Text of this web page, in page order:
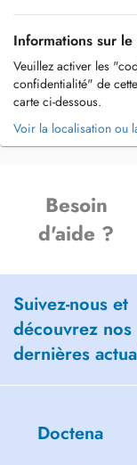
Informations sur
Veuillez activer les
confidentialité" de
carte ci-dessous.
Voir la localisation ou
Besoin
d'aide ?
Suivez-nous et
découvrez nos
dernières
Doctena